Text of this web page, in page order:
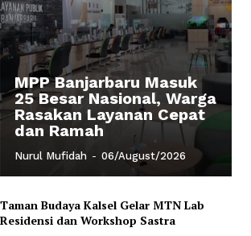
MPP Banjarbaru Masuk
25 Besar Nasional, Warga
Rasakan Layanan Cepat
dan Ramah
Nurul Mufidah - 06/August/2026
Taman Budaya Kalsel Gelar MTN Lab
Residensi dan Workshop Sastra